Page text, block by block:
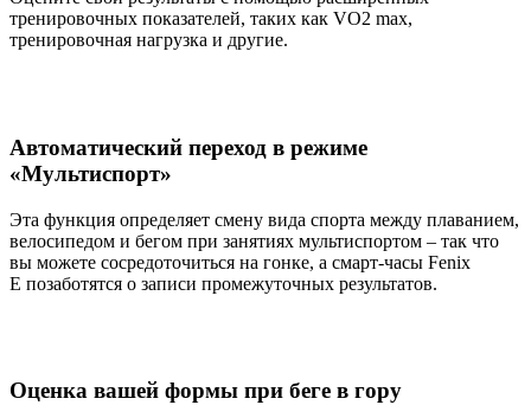
тренировочных показателей, таких как VO2 max,
тренировочная нагрузка и другие.
Автоматический переход в режиме
«Мультиспорт»
Эта функция определяет смену вида спорта между плаванием,
велосипедом и бегом при занятиях мультиспортом – так что
вы можете сосредоточиться на гонке, а смарт-часы Fenix
E позаботятся о записи промежуточных результатов.
Оценка вашей формы при беге в гору